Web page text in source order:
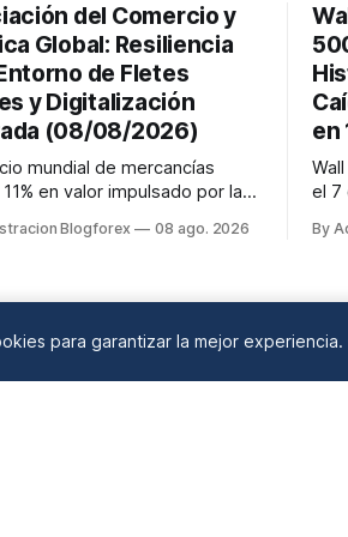
del Comercio y
Global: Resiliencia
de Fletes
y Digitalización
(08/08/2026)
mundial de mercancías
en valor impulsado por la
su volatilidad y
del crédito, se digitaliza y el
Blogforex 08 ago. 2026
en
el 7
By
para garantizar la mejor experiencia.